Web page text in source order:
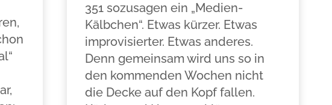
351 sozusagen ein „Medien-
Kälbchen“. Etwas kürzer. Etwas
improvisierter. Etwas anderes.
Denn gemeinsam wird uns so in
den kommenden Wochen nicht
die Decke auf den Kopf fallen.